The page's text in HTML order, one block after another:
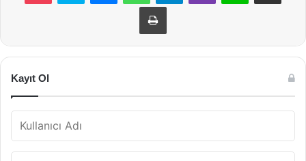
Yazdır
Kayıt Ol